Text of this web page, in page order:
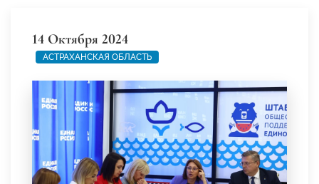
14 Октября 2024
АСТРАХАНСКАЯ ОБЛАСТЬ